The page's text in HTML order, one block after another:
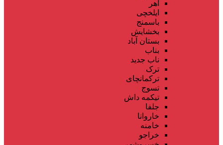
اهر
ایلخچی
باسمنج
بخشایش
بستان آباد
بناب
ناب جدید
ترک
ترکمانچای
تسوج
تیکمه داش
جلفا
خاروانا
خامنه
خراجو